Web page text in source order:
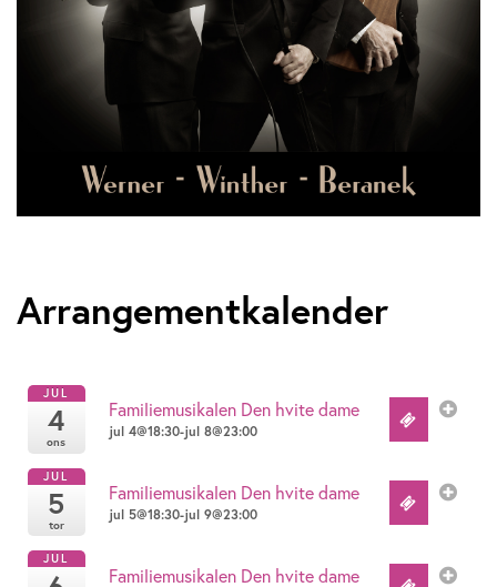
Arrangementkalender
JUL
4
ons
Familiemusikalen Den hvite dame
jul 4@18:30-jul 8@23:00
JUL
5
tor
Familiemusikalen Den hvite dame
jul 5@18:30-jul 9@23:00
JUL
Familiemusikalen Den hvite dame